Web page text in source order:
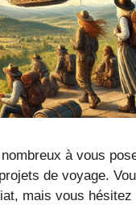
à vous
de voyage.
mais vous hésitez